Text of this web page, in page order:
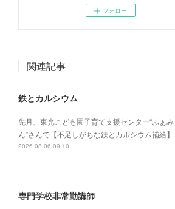
フォロー
関連記事
鉄とカルシウム
先月、東光こども園子育て支援センター“ふぁみ
ん”さんで【不足しがちな鉄とカルシウム補給】
2026.08.06 09:10
専門学校非常勤講師